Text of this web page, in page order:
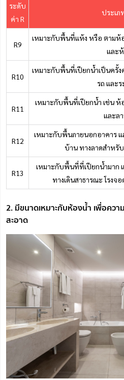
ระดับ
ค่า R
ประเ
R9
เหมาะกับพื้นที่แห้ง หรือ ตามห้
และ
R10
เหมาะกับพื้นที่เปียกน้ำเป็นครั้ง
รถ และ
R11
เหมาะกับพื้นที่เปียกน้ำ เช่น ห้
และล
R12
เหมาะกับพื้นภายนอกอาคาร
บ้าน ทางลาดสำหรับ
R13
เหมาะกับพื้นที่ที่เปียกน้ำมาก
ทางเดินสาธารณะ โรงจ
2. มีขนาดเหมาะกับห้องน้ำ เพื่อคว
สะอาด